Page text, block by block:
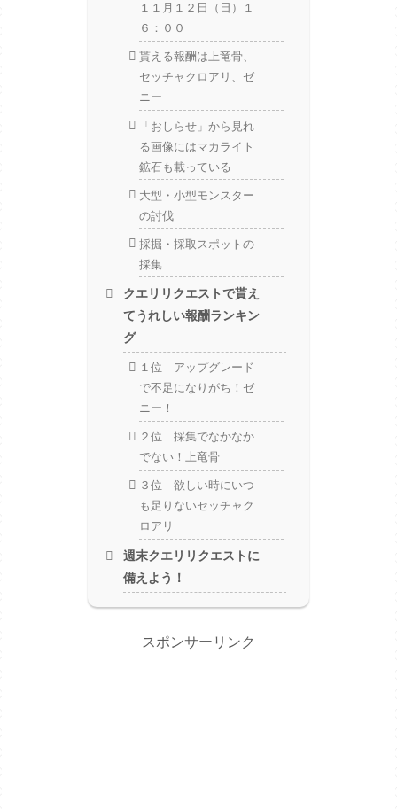
１１月１２日（日）１
６：００
貰える報酬は上竜骨、
セッチャクロアリ、ゼ
ニー
「おしらせ」から見れ
る画像にはマカライト
鉱石も載っている
大型・小型モンスター
の討伐
採掘・採取スポットの
採集
クエリリクエストで貰え
てうれしい報酬ランキン
グ
１位 アップグレード
で不足になりがち！ゼ
ニー！
２位 採集でなかなか
でない！上竜骨
３位 欲しい時にいつ
も足りないセッチャク
ロアリ
週末クエリリクエストに
備えよう！
スポンサーリンク